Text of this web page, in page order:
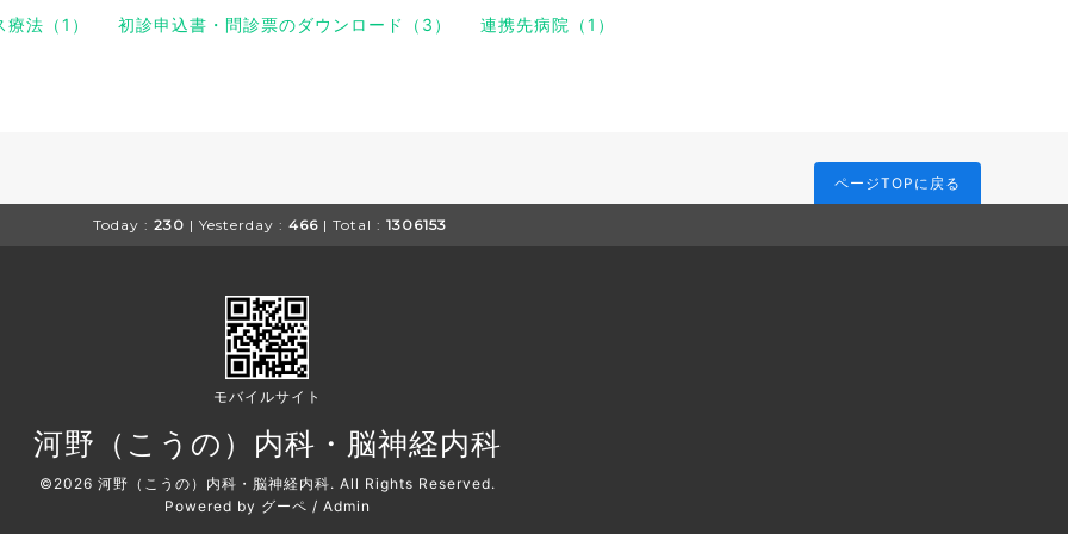
法（1） 初診申込書・問診票のダウンロード（3） 連携先病院（1）
ページTOPに戻る
Today : 230 | Yesterday : 466 | Total : 1306153
モバイルサイト
河野（こうの）内科・脳神経内科
©2026 河野（こうの）内科・脳神経内科. All Rights Reserved.
Powered by グーペ / Admin